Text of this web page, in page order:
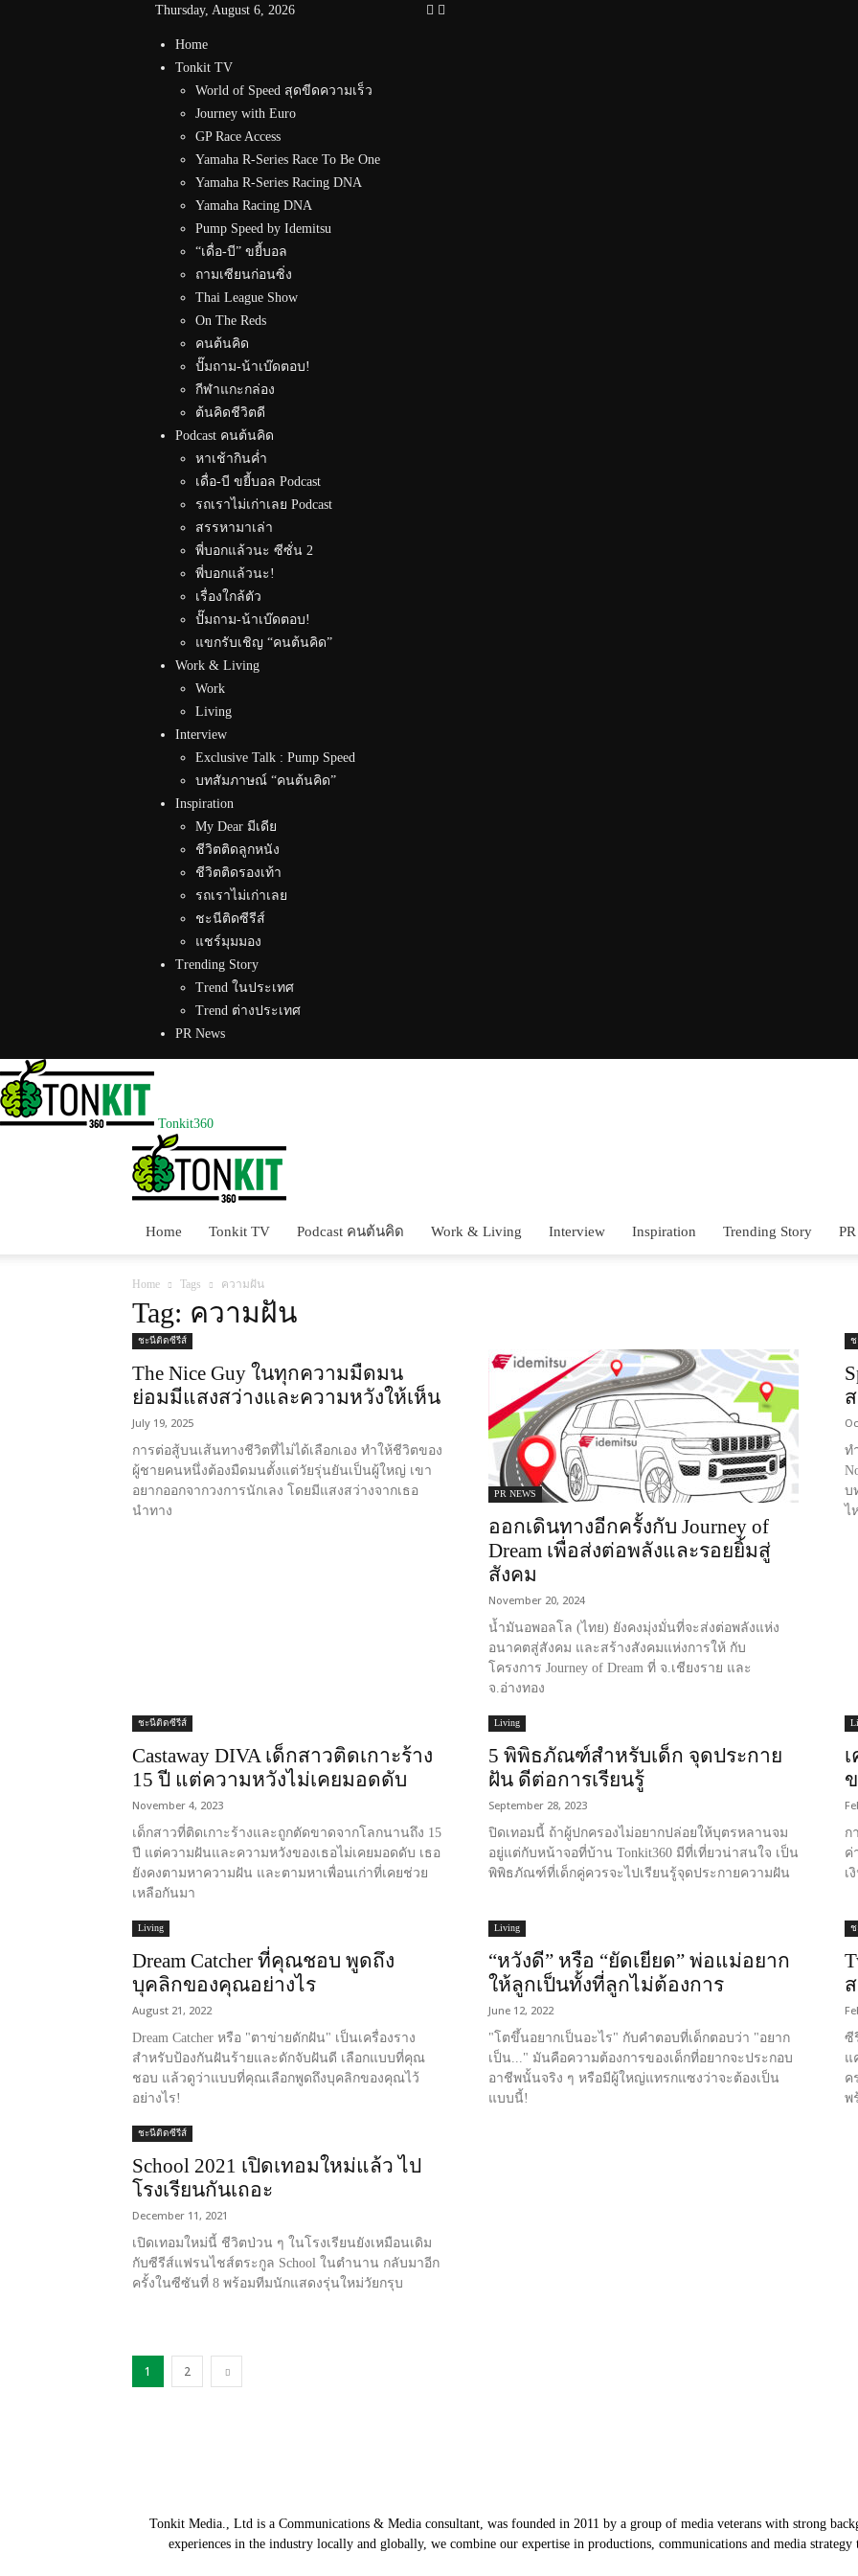
Thursday, August 6, 2026
Home
Tonkit TV
World of Speed สุดขีดความเร็ว
Journey with Euro
GP Race Access
Yamaha R-Series Race To Be One
Yamaha R-Series Racing DNA
Yamaha Racing DNA
Pump Speed by Idemitsu
“เดื่อ-บี” ขยี้บอล
ถามเซียนก่อนซิ่ง
Thai League Show
On The Reds
คนต้นคิด
ปั๊มถาม-น้าเบ๊ดตอบ!
กีฬาแกะกล่อง
ต้นคิดชีวิตดี
Podcast คนต้นคิด
หาเช้ากินค่ำ
เดื่อ-บี ขยี้บอล Podcast
รถเราไม่เก่าเลย Podcast
สรรหามาเล่า
พี่บอกแล้วนะ ซีซั่น 2
พี่บอกแล้วนะ!
เรื่องใกล้ตัว
ปั๊มถาม-น้าเบ๊ดตอบ!
แขกรับเชิญ “คนต้นคิด”
Work & Living
Work
Living
Interview
Exclusive Talk : Pump Speed
บทสัมภาษณ์ “คนต้นคิด”
Inspiration
My Dear มีเดีย
ชีวิตติดลูกหนัง
ชีวิตติดรองเท้า
รถเราไม่เก่าเลย
ชะนีติดซีรีส์
แชร์มุมมอง
Trending Story
Trend ในประเทศ
Trend ต่างประเทศ
PR News
Tonkit360
Home Tonkit TV Podcast คนต้นคิด Work & Living Interview Inspiration Trending Story
Home Tags ความฝัน
Tag: ความฝัน
ชะนีติดซีรีส์
The Nice Guy ในทุกความมืดมน
ย่อมมีแสงสว่างและความหวังให้เห็น
July 19, 2025
การต่อสู้บนเส้นทางชีวิตที่ไม่ได้เลือกเอง ทำให้ชีวิตของ
ผู้ชายคนหนึ่งต้องมืดมนตั้งแต่วัยรุ่นยันเป็นผู้ใหญ่ เขา
อยากออกจากวงการนักเลง โดยมีแสงสว่างจากเธอ
นำทาง
PR NEWS
ออกเดินทางอีกครั้งกับ Journey of
Dream เพื่อส่งต่อพลังและรอยยิ้มสู่
สังคม
November 20, 2024
น้ำมันอพอลโล (ไทย) ยังคงมุ่งมั่นที่จะส่งต่อพลังแห่ง
อนาคตสู่สังคม และสร้างสังคมแห่งการให้ กับ
โครงการ Journey of Dream ที่ จ.เชียงราย และ
จ.อ่างทอง
ช
ท
บ
ไ
ชะนีติดซีรีส์
Castaway DIVA เด็กสาวติดเกาะร้าง
15 ปี แต่ความหวังไม่เคยมอดดับ
November 4, 2023
เด็กสาวที่ติดเกาะร้างและถูกตัดขาดจากโลกนานถึง 15
ปี แต่ความฝันและความหวังของเธอไม่เคยมอดดับ เธอ
ยังคงตามหาความฝัน และตามหาเพื่อนเก่าที่เคยช่วย
เหลือกันมา
Living
5 พิพิธภัณฑ์สำหรับเด็ก จุดประกาย
ฝัน ดีต่อการเรียนรู้
September 28, 2023
ปิดเทอมนี้ ถ้าผู้ปกครองไม่อยากปล่อยให้บุตรหลานจม
อยู่แต่กับหน้าจอที่บ้าน Tonkit360 มีที่เที่ยวน่าสนใจ เป็น
พิพิธภัณฑ์ที่เด็กคู่ควรจะไปเรียนรู้จุดประกายความฝัน
ก
ค่
เ
Living
Dream Catcher ที่คุณชอบ พูดถึง
บุคลิกของคุณอย่างไร
August 21, 2022
Dream Catcher หรือ "ตาข่ายดักฝัน" เป็นเครื่องราง
สำหรับป้องกันฝันร้ายและดักจับฝันดี เลือกแบบที่คุณ
ชอบ แล้วดูว่าแบบที่คุณเลือกพูดถึงบุคลิกของคุณไว้
อย่างไร!
Living
“หวังดี” หรือ “ยัดเยียด” พ่อแม่อยาก
ให้ลูกเป็นทั้งที่ลูกไม่ต้องการ
June 12, 2022
"โตขึ้นอยากเป็นอะไร" กับคำตอบที่เด็กตอบว่า "อยาก
เป็น..." มันคือความต้องการของเด็กที่อยากจะประกอบ
อาชีพนั้นจริง ๆ หรือมีผู้ใหญ่แทรกแซงว่าจะต้องเป็น
แบบนี้!
ช
ซี
แ
ค
พ
ชะนีติดซีรีส์
School 2021 เปิดเทอมใหม่แล้ว ไป
โรงเรียนกันเถอะ
December 11, 2021
เปิดเทอมใหม่นี้ ชีวิตป่วน ๆ ในโรงเรียนยังเหมือนเดิม
กับซีรีส์แฟรนไชส์ตระกูล School ในตำนาน กลับมาอีก
ครั้งในซีซันที่ 8 พร้อมทีมนักแสดงรุ่นใหม่วัยกรุบ
1 2
Tonkit Media., Ltd is a Communications & Media consultant, was founded in 2011 by a group of media veterans with strong
experiences in the industry locally and globally, we combine our expertise in productions, communications and media